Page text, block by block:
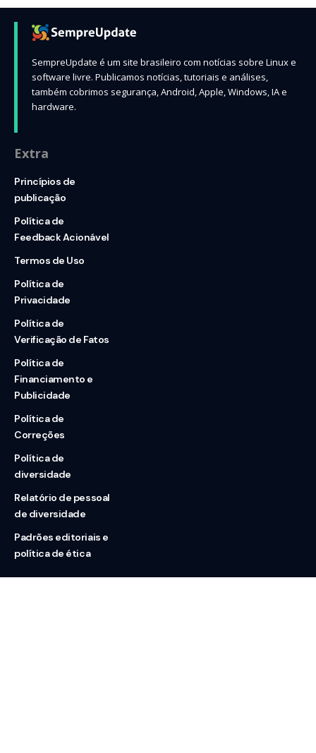
SempreUpdate é um site brasileiro com notícias sobre Linux e
software livre. Publicamos notícias, tutoriais e análises,
também cobrimos segurança, Android, Apple, Windows, IA e
hardware.
Extra
Princípios de
publicação
Política de
Feedback Acionável
Termos de Uso
Política de
Privacidade
Política de
Verificação de Fatos
Política de
Financiamento e
Publicidade
Política de
Correções
Política de
diversidade
Relatório de pessoal
de diversidade
Padrões editoriais e
política de ética